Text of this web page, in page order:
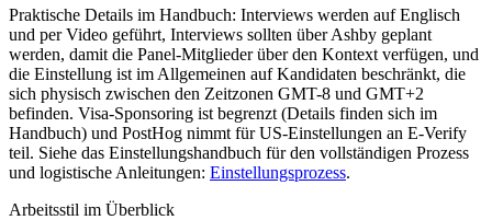
Praktische Details im Handbuch: Interviews werden auf Englisch
und per Video geführt, Interviews sollten über Ashby geplant
werden, damit die Panel-Mitglieder über den Kontext verfügen, und
die Einstellung ist im Allgemeinen auf Kandidaten beschränkt, die
sich physisch zwischen den Zeitzonen GMT-8 und GMT+2
befinden. Visa-Sponsoring ist begrenzt (Details finden sich im
Handbuch) und PostHog nimmt für US-Einstellungen an E-Verify
teil. Siehe das Einstellungshandbuch für den vollständigen Prozess
und logistische Anleitungen: Einstellungsprozess.
Arbeitsstil im Überblick